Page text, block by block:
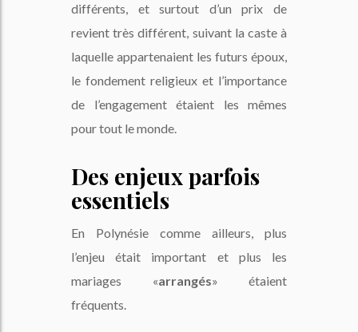
différents, et surtout d’un prix de
revient très différent, suivant la caste à
laquelle appartenaient les futurs époux,
le fondement religieux et l’importance
de l’engagement étaient les mêmes
pour tout le monde.
Des enjeux parfois
essentiels
En Polynésie comme ailleurs, plus
l’enjeu était important et plus les
mariages «arrangés» étaient
fréquents.